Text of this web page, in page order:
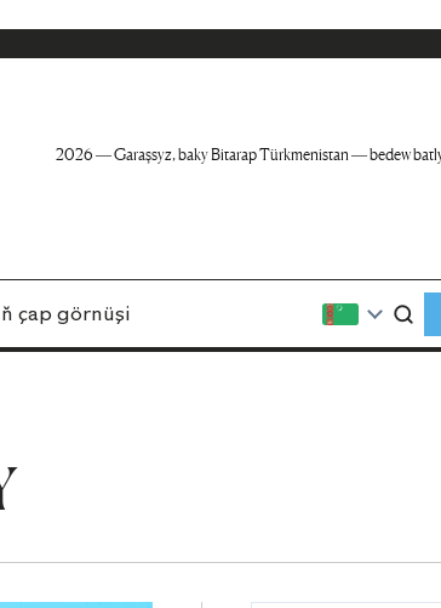
2026 — Garaşsyz, baky Bitarap Türkmenistan — bedew
çap görnüşi